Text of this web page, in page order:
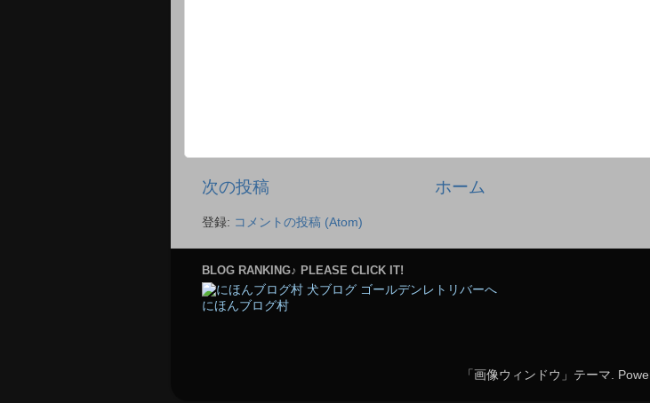
次の投稿 ホーム
登録: コメントの投稿 (Atom)
BLOG RANKING♪ PLEASE CLICK IT!
にほんブログ村
「画像ウィンドウ」テーマ.